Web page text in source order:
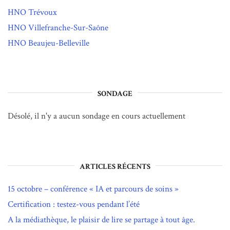
HNO Trévoux
HNO Villefranche-Sur-Saône
HNO Beaujeu-Belleville
SONDAGE
Désolé, il n'y a aucun sondage en cours actuellement
ARTICLES RÉCENTS
15 octobre – conférence « IA et parcours de soins »
Certification : testez-vous pendant l’été
A la médiathèque, le plaisir de lire se partage à tout âge.